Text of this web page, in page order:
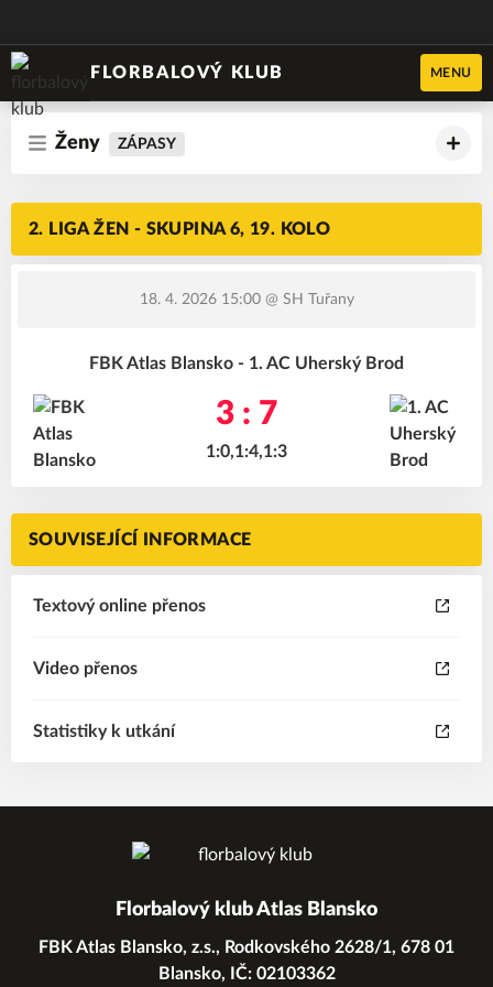
FLORBALOVÝ KLUB MENU
Ženy ZÁPASY
2. LIGA ŽEN - SKUPINA 6, 19. KOLO
18. 4. 2026 15:00@ SH Tuřany
FBK Atlas Blansko - 1. AC Uherský Brod
3 : 7
1:0,1:4,1:3
SOUVISEJÍCÍ INFORMACE
Textový online přenos
Video přenos
Statistiky k utkání
Florbalový klub Atlas Blansko
FBK Atlas Blansko, z.s., Rodkovského 2628/1, 678 01
Blansko, IČ: 02103362